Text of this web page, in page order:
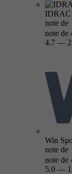
IDRAC
note de
note de
4.7 —
Win
note de
note de
5.0 —